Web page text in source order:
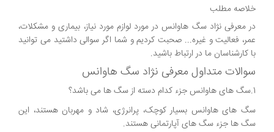
خلاصه مطلب
در معرفی نژاد سگ هاوانس در مورد لوازم مورد نیاز، بیماری و مشکلات،
عمر، فعالیت و غیره... صحبت کردیم و شما اگر سوالی داشتید می توانید
با کارشناسان ما در ارتباط باشید.
سوالات متداول معرفی نژاد سگ هاوانس
1.سگ های هاوانس جزء کدام دسته از سگ ها می باشد؟
سگ های هاوانس بسیار کوچک، پرانرژی، شاد و مهربان هستند، این
سگ ها جزء سگ های آپارتمانی هستند.